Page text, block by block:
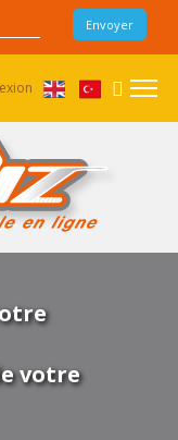
votre